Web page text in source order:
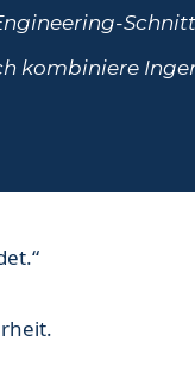
kombiniere